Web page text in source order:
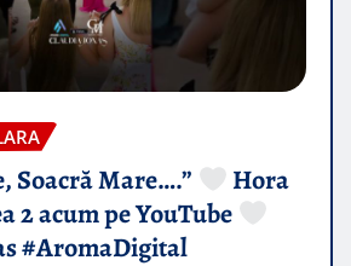
Soacră Mare….”
Hora
2 acum pe YouTube
#AromaDigital